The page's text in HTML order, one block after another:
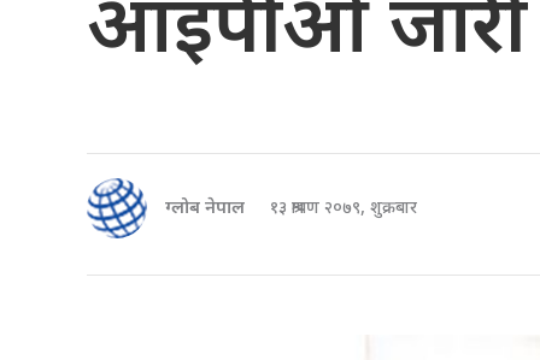
आइपीओ जारी
ग्लोब नेपाल १३ श्रावण २०७९, शुक्रबार